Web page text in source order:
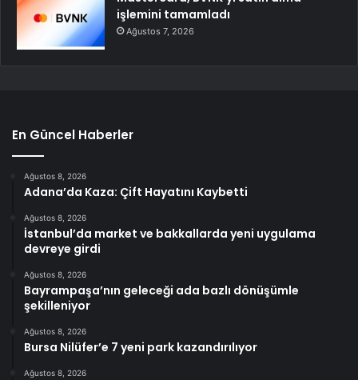
işlemini tamamladı
Ağustos 7, 2026
En Güncel Haberler
Ağustos 8, 2026
Adana’da Kaza: Çift Hayatını Kaybetti
Ağustos 8, 2026
İstanbul’da market ve bakkallarda yeni uygulama
devreye girdi
Ağustos 8, 2026
Bayrampaşa’nın geleceği ada bazlı dönüşümle
şekilleniyor
Ağustos 8, 2026
Bursa Nilüfer’e 7 yeni park kazandırılıyor
Ağustos 8, 2026